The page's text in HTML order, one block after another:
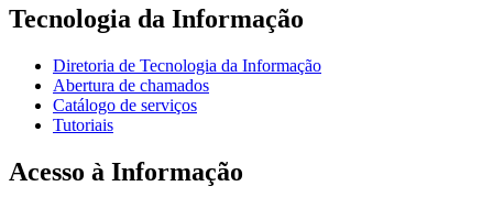
Tecnologia da Informação
Diretoria de Tecnologia da Informação
Abertura de chamados
Catálogo de serviços
Tutoriais
Acesso à Informação